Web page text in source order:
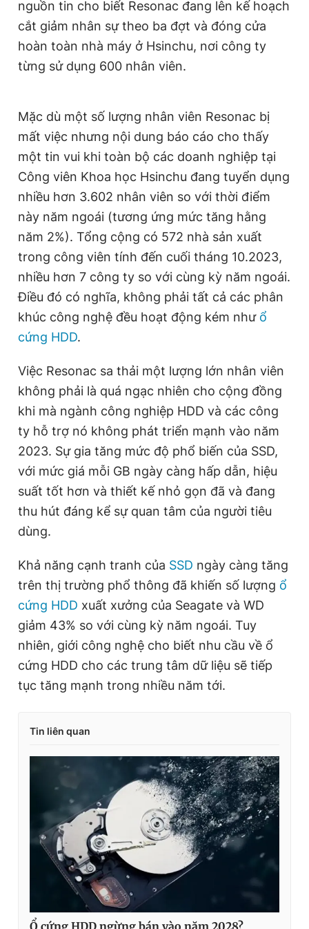
Giấy phép xuất bản số 110/GP - BTTTT cấp ngày 24.3.2020
© 2003-2026 Bản quyền thuộc về Báo Thanh Niên. Cấm sao
chép dưới mọi hình thức nếu không có sự chấp thuận bằng văn
bản. Phát triển bởi ePi Technologies, JSC.
nguồn tin cho biết Resonac đang lên kế hoạch
cắt giảm nhân sự theo ba đợt và đóng cửa
hoàn toàn nhà máy ở Hsinchu, nơi công ty
từng sử dụng 600 nhân viên.
Mặc dù một số lượng nhân viên Resonac bị
mất việc nhưng nội dung báo cáo cho thấy
một tin vui khi toàn bộ các doanh nghiệp tại
Công viên Khoa học Hsinchu đang tuyển dụng
nhiều hơn 3.602 nhân viên so với thời điểm
này năm ngoái (tương ứng mức tăng hằng
năm 2%). Tổng cộng có 572 nhà sản xuất
trong công viên tính đến cuối tháng 10.2023,
nhiều hơn 7 công ty so với cùng kỳ năm ngoái.
Điều đó có nghĩa, không phải tất cả các phân
khúc công nghệ đều hoạt động kém như ổ
cứng HDD.
Việc Resonac sa thải một lượng lớn nhân viên
không phải là quá ngạc nhiên cho cộng đồng
khi mà ngành công nghiệp HDD và các công
ty hỗ trợ nó không phát triển mạnh vào năm
2023. Sự gia tăng mức độ phổ biến của SSD,
với mức giá mỗi GB ngày càng hấp dẫn, hiệu
suất tốt hơn và thiết kế nhỏ gọn đã và đang
thu hút đáng kể sự quan tâm của người tiêu
dùng.
Khả năng cạnh tranh của SSD ngày càng tăng
trên thị trường phổ thông đã khiến số lượng ổ
cứng HDD xuất xưởng của Seagate và WD
giảm 43% so với cùng kỳ năm ngoái. Tuy
nhiên, giới công nghệ cho biết nhu cầu về ổ
cứng HDD cho các trung tâm dữ liệu sẽ tiếp
tục tăng mạnh trong nhiều năm tới.
Tin liên quan